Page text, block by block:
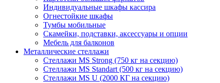
Индивидуальные шкафы кассира
Огнестойкие шкафы
Тумбы мобильные
Скамейки, подставки, аксессуары и опции
Мебель для балконов
Металлические стеллажи
Стеллажи MS Strong (750 кг на секцию)
Стеллажи MS Standart (500 кг на секцию)
Стеллажи MS U (2000 КГ на секцию)